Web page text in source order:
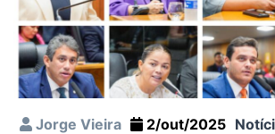
Jorge Vieira 2/out/2025